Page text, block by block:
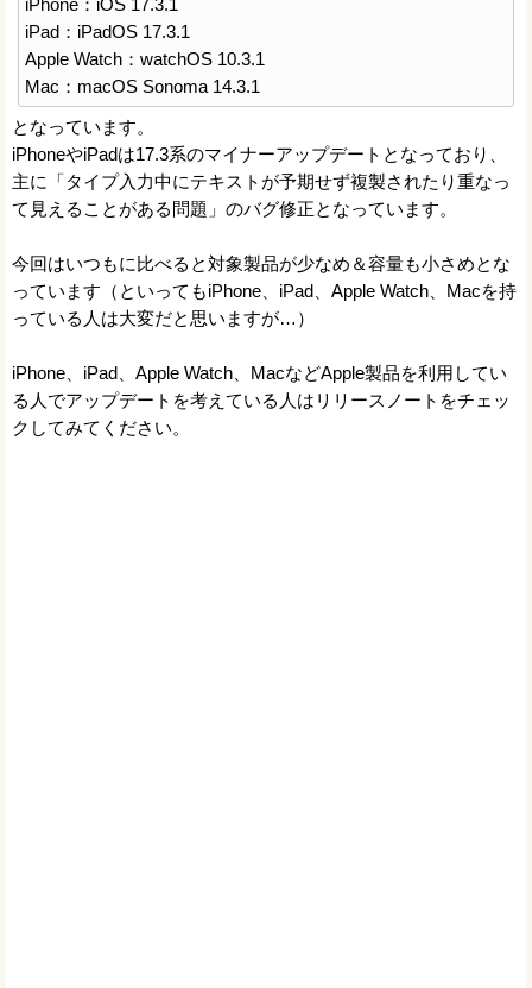
iPad：iPadOS 17.3.1
Apple Watch：watchOS 10.3.1
Mac：macOS Sonoma 14.3.1
となっています。
iPhoneやiPadは17.3系のマイナーアップデートとなっており、
主に「タイプ入力中にテキストが予期せず複製されたり重なっ
て見えることがある問題」のバグ修正となっています。
今回はいつもに比べると対象製品が少なめ＆容量も小さめとな
っています（といってもiPhone、iPad、Apple Watch、Macを持
っている人は大変だと思いますが…）
iPhone、iPad、Apple Watch、MacなどApple製品を利用してい
る人でアップデートを考えている人はリリースノートをチェッ
クしてみてください。